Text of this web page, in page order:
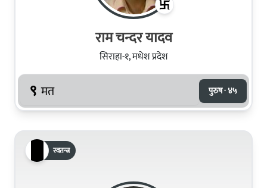
राम चन्दर यादव
सिराहा-१, मधेश प्रदेश
९ मत पुरुष · ४५
स्वतन्त्र